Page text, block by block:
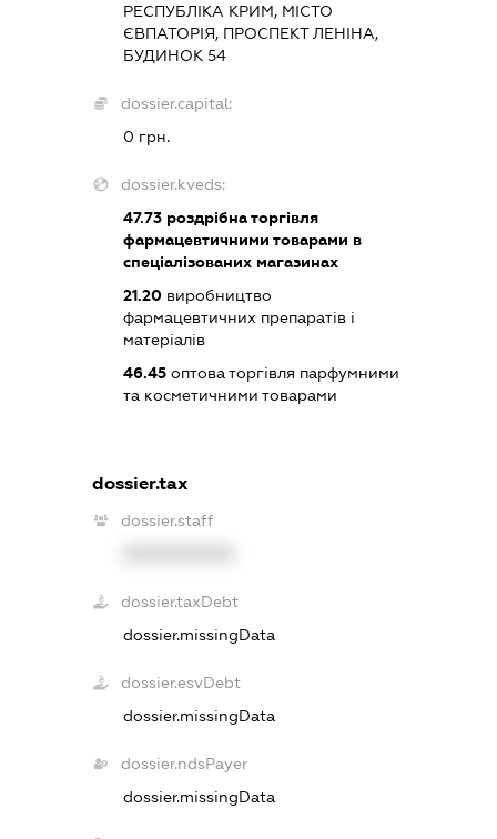
РЕСПУБЛІКА КРИМ, МІСТО
ЄВПАТОРІЯ, ПРОСПЕКТ ЛЕНІНА,
БУДИНОК 54
dossier.capital:
0 грн.
dossier.kveds:
47.73 роздрібна торгівля
фармацевтичними товарами в
спеціалізованих магазинах
21.20 виробництво
фармацевтичних препаратів і
матеріалів
46.45 оптова торгівля парфумними
та косметичними товарами
dossier.tax
dossier.staff
dossier.taxDebt
dossier.missingData
dossier.esvDebt
dossier.missingData
dossier.ndsPayer
dossier.missingData